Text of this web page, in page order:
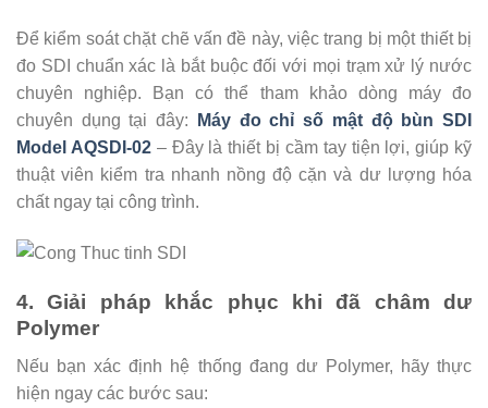
Để kiểm soát chặt chẽ vấn đề này, việc trang bị một thiết bị
đo SDI chuẩn xác là bắt buộc đối với mọi trạm xử lý nước
chuyên nghiệp. Bạn có thể tham khảo dòng máy đo
chuyên dụng tại đây:
Máy đo chỉ số mật độ bùn SDI
Model AQSDI-02– Đây là thiết bị cầm tay tiện lợi, giúp kỹ
thuật viên kiểm tra nhanh nồng độ cặn và dư lượng hóa
chất ngay tại công trình.
4. Giải pháp khắc phục khi đã châm dư
Polymer
Nếu bạn xác định hệ thống đang dư Polymer, hãy thực
hiện ngay các bước sau: